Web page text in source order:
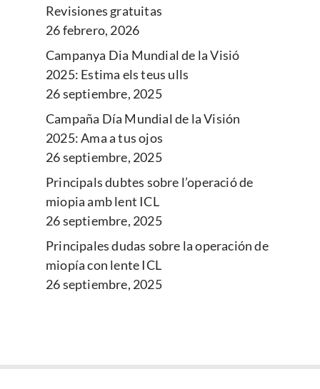
Revisiones gratuitas
26 febrero, 2026
Campanya Dia Mundial de la Visió
2025: Estima els teus ulls
26 septiembre, 2025
Campaña Día Mundial de la Visión
2025: Ama a tus ojos
26 septiembre, 2025
Principals dubtes sobre l’operació de
miopia amb lent ICL
26 septiembre, 2025
Principales dudas sobre la operación de
miopía con lente ICL
26 septiembre, 2025